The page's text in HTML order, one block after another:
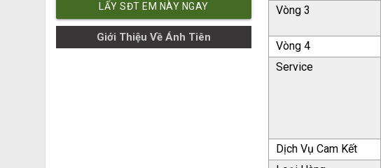
LẤY SĐT EM NÀY NGAY
Giới Thiệu Về Ánh Tiên
Vòng 3
Vòng 4
Service
Dịch Vụ Cam Kết